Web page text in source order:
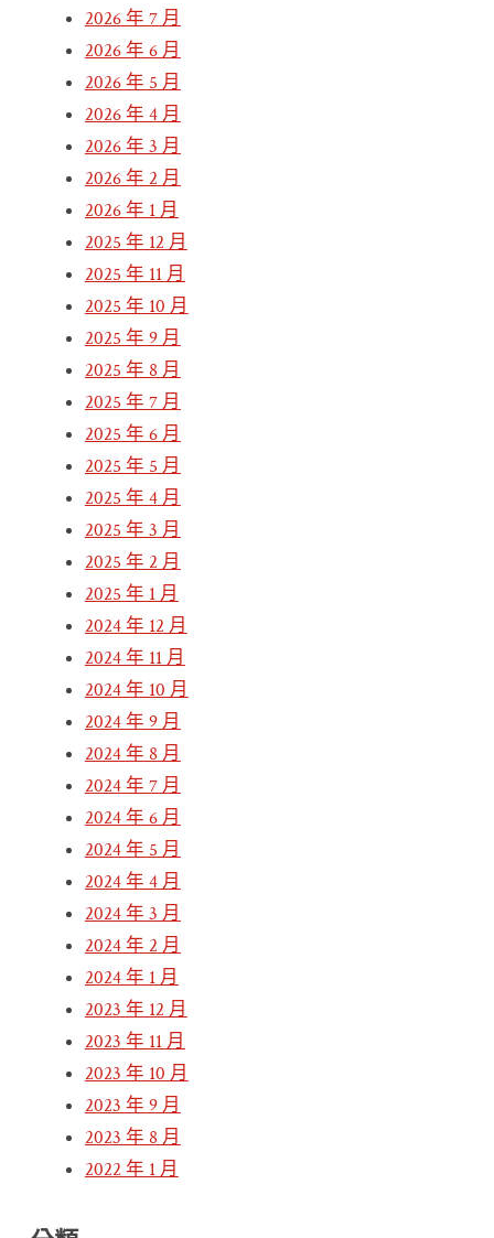
2026 年 7 月
2026 年 6 月
2026 年 5 月
2026 年 4 月
2026 年 3 月
2026 年 2 月
2026 年 1 月
2025 年 12 月
2025 年 11 月
2025 年 10 月
2025 年 9 月
2025 年 8 月
2025 年 7 月
2025 年 6 月
2025 年 5 月
2025 年 4 月
2025 年 3 月
2025 年 2 月
2025 年 1 月
2024 年 12 月
2024 年 11 月
2024 年 10 月
2024 年 9 月
2024 年 8 月
2024 年 7 月
2024 年 6 月
2024 年 5 月
2024 年 4 月
2024 年 3 月
2024 年 2 月
2024 年 1 月
2023 年 12 月
2023 年 11 月
2023 年 10 月
2023 年 9 月
2023 年 8 月
2022 年 1 月